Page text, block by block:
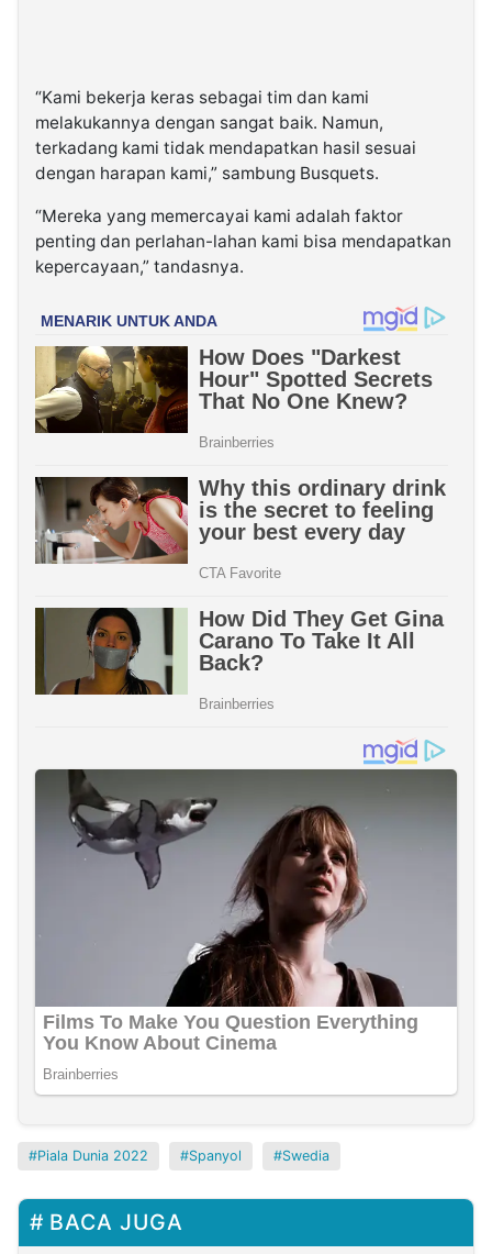
“Kami bekerja keras sebagai tim dan kami
melakukannya dengan sangat baik. Namun,
terkadang kami tidak mendapatkan hasil sesuai
dengan harapan kami,” sambung Busquets.
“Mereka yang memercayai kami adalah faktor
penting dan perlahan-lahan kami bisa mendapatkan
kepercayaan,” tandasnya.
Piala Dunia 2022 Spanyol Swedia
BACA JUGA